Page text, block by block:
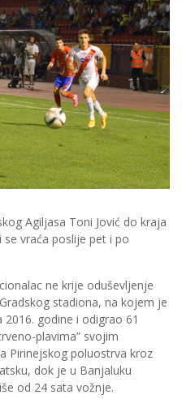
Agiljasa Toni Jović do kraja
vraća poslije pet i po
ne krije oduševljenje
stadiona, na kojem je
godine i odigrao 61
plavima” svojim
Pirinejskog poluostrva kroz
dok je u Banjaluku
od 24 sata vožnje.